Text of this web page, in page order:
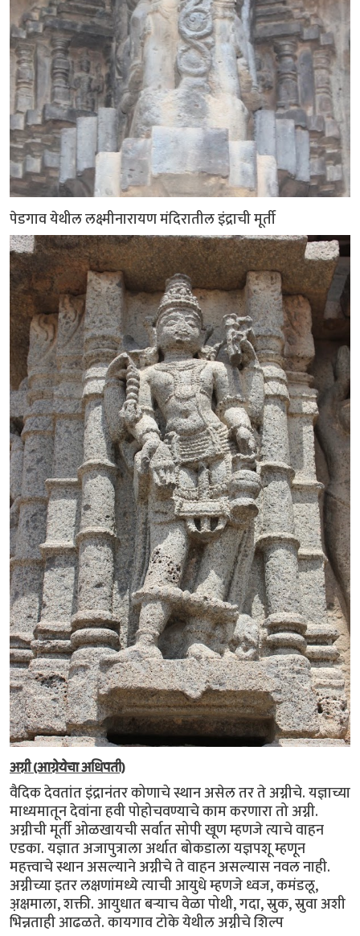
पेडगाव येथील लक्ष्मीनारायण मंदिरातील इंद्राची मूर्ती
अग्नी (आग्नेयेचा अधिपती)
वैदिक देवतांत इंद्रानंतर कोणाचे स्थान असेल तर ते अग्नीचे. यज्ञाच्या
माध्यमातून देवांना हवी पोहोचवण्याचे काम करणारा तो अग्नी.
अग्नीची मूर्ती ओळखायची सर्वात सोपी खूण म्हणजे त्याचे वाहन
एडका. यज्ञात अजापुत्राला अर्थात बोकडाला यज्ञपशू म्हणून
महत्त्वाचे स्थान असल्याने अग्नीचे ते वाहन असल्यास नवल नाही.
अग्नीच्या इतर लक्षणांमध्ये त्याची आयुधे म्हणजे ध्वज, कमंडलू,
अ़क्षमाला, शक्ती. आयुधात बर्‍याच वेळा पोथी, गदा, स्रुक, स्रुवा अशी
भिन्नताही आढळते. कायगाव टोके येथील अग्नीचे शिल्प